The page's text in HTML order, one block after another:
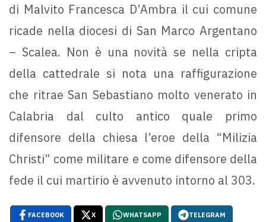
di Malvito Francesca D’Ambra il cui comune
ricade nella diocesi di San Marco Argentano
– Scalea. Non è una novità se nella cripta
della cattedrale si nota una raffigurazione
che ritrae San Sebastiano molto venerato in
Calabria dal culto antico quale primo
difensore della chiesa l’eroe della “Milizia
Christi” come militare e come difensore della
fede il cui martirio è avvenuto intorno al 303.
FACEBOOK X WHATSAPP TELEGRAM